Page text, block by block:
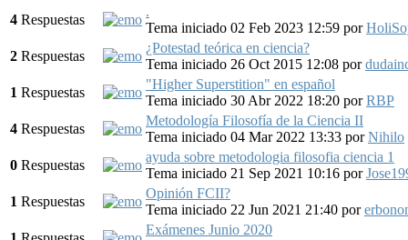
4 Respuestas
.
Tema iniciado 02 Feb 2023 12:59 por
2 Respuestas
¿Potestad teórica en ciencia?
Tema iniciado 26 Oct 2015 12:08 por
1 Respuestas
"Higher Superstition" en español
Tema iniciado 30 Abr 2022 18:20 porRBP
4 Respuestas
Metodología Filosofía de la Ciencia II
Tema iniciado 04 Mar 2022 13:33 porNihilo
0 Respuestas
ayuda sobre metodologia filosofia ciencia 1
Tema iniciado 21 Sep 2021 10:16 por
1 Respuestas
Opinión FCII?
Tema iniciado 22 Jun 2021 21:40 por
Exámenes Junio 2020